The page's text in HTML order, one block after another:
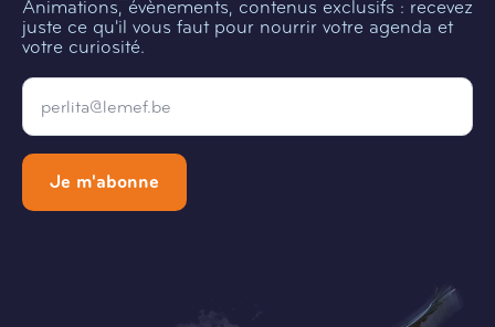
Animations, évènements, contenus exclusifs : recevez
juste ce qu'il vous faut pour nourrir votre agenda et
votre curiosité.
Email
Je m'abonne